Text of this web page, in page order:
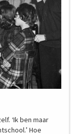
‘Ik ben maar
Hoe